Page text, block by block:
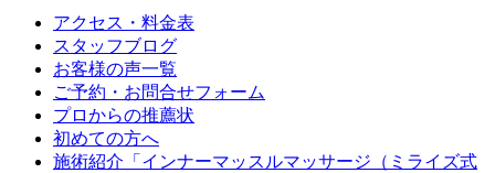
アクセス・料金表
スタッフブログ
お客様の声一覧
ご予約・お問合せフォーム
プロからの推薦状
初めての方へ
施術紹介「インナーマッスルマッサージ（ミライズ式